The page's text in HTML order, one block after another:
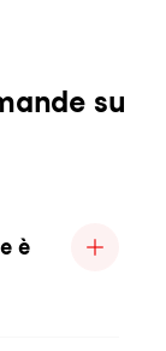
su
è